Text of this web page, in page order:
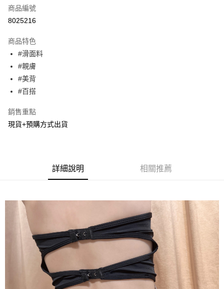
超商取貨付款
Apple Pay
街口支付
悠遊付
Google Pay
AFTEE先享後付
【「AFTEE先享後付」結帳流程】
１．於結帳方式選擇「AFTEE先享後付」後，將跳轉至「AFTEE先享後付」
結帳頁面，進行簡訊認證並確認金額後，即可完成結帳。
２．訂單成立數日內，您將收到繳費通知簡訊。
３．收到繳費通知簡訊後14天內，點擊此簡訊中的連結，可透過四大超商／
ATM／網路銀行／等多元方式進行付款，方視為交易完成。
※ 請注意：結帳手續完成當下不需立刻繳費，但若您需要取消訂單，請聯絡
購買商品的店家。未經商家同意取消之訂單仍視為有效，需透過AFTEE先享
後付繳納相關費用。
每筆NT$60，滿NT$800(含以上)免運費
付款後全家取貨
每筆NT$60，滿NT$800(含以上)免運費
7-11貨到付款
每筆NT$60，滿NT$800(含以上)免運費
商品編號
8025216
商品特色
#滑面料
#親膚
#美背
#百搭
銷售重點
現貨+預購方式出貨
詳細說明 相關推薦